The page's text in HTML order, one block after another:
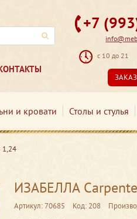
+7
с 10 до 21
и кровати Столы и стулья
1,24
ИЗАБЕЛЛА
Артикул: 70685 Код: 208